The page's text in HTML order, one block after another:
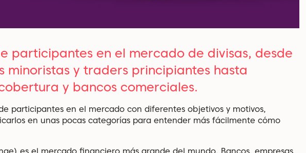
participantes en el mercado de divisas, desde
minoristas y traders principiantes hasta
y bancos comerciales.
participantes en el mercado con diferentes objetivos y motivos,
en unas pocas categorías para entender más fácilmente cómo